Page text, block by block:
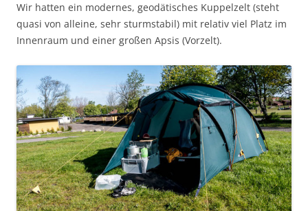
Wir hatten ein modernes, geodätisches Kuppelzelt (steht
quasi von alleine, sehr sturmstabil) mit relativ viel Platz im
Innenraum und einer großen Apsis (Vorzelt).